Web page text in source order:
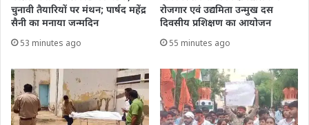
चुनावी तैयारियों पर मंथन; पार्षद महेंद्र
सैनी का मनाया जन्मदिन
53 minutes ago
रोजगार एवं उद्यमिता उन्मुख दस
दिवसीय प्रशिक्षण का आयोजन
55 minutes ago